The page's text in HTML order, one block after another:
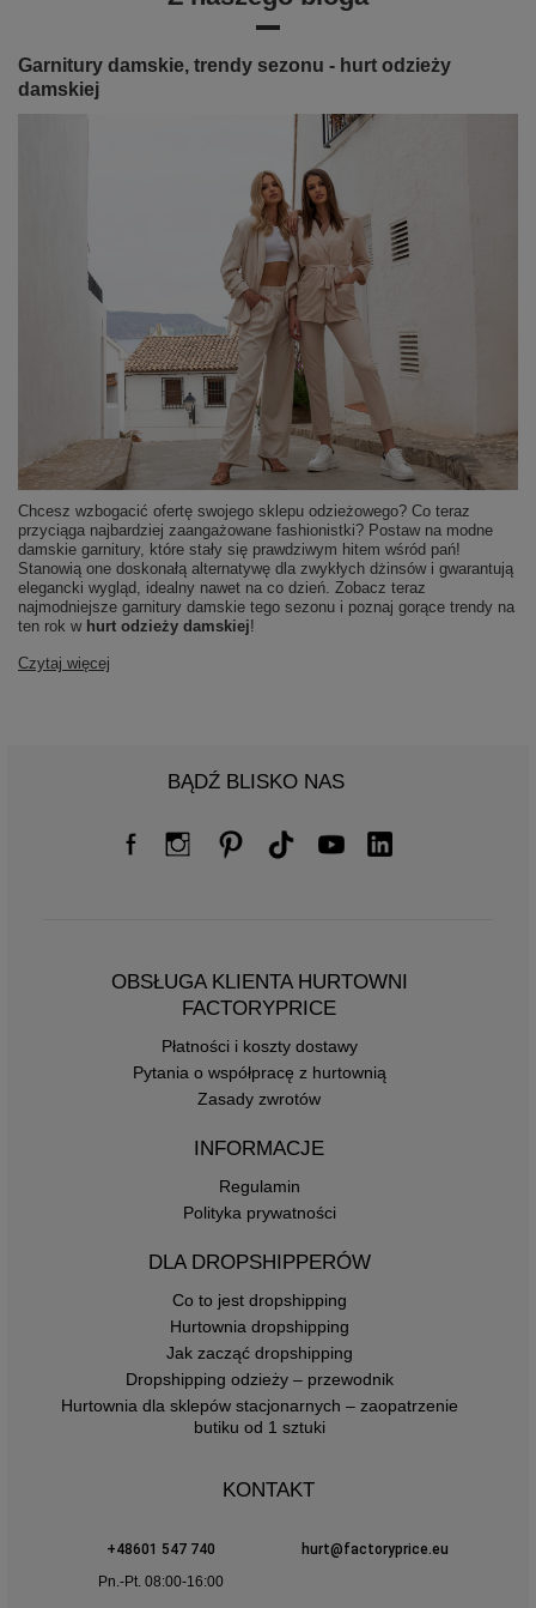
Garnitury damskie, trendy sezonu - hurt odzieży
damskiej
Chcesz wzbogacić ofertę swojego sklepu odzieżowego? Co teraz
przyciąga najbardziej zaangażowane fashionistki? Postaw na modne
damskie garnitury, które stały się prawdziwym hitem wśród pań!
Stanowią one doskonałą alternatywę dla zwykłych dżinsów i gwarantują
elegancki wygląd, idealny nawet na co dzień. Zobacz teraz
najmodniejsze garnitury damskie tego sezonu i poznaj gorące trendy na
ten rok w hurt odzieży damskiej!
Czytaj więcej
BĄDŹ BLISKO NAS
OBSŁUGA KLIENTA HURTOWNI
FACTORYPRICE
Płatności i koszty dostawy
Pytania o współpracę z hurtownią
Zasady zwrotów
INFORMACJE
Regulamin
Polityka prywatności
DLA DROPSHIPPERÓW
Co to jest dropshipping
Hurtownia dropshipping
Jak zacząć dropshipping
Dropshipping odzieży – przewodnik
Hurtownia dla sklepów stacjonarnych – zaopatrzenie
butiku od 1 sztuki
KONTAKT
+48601 547 740
hurt@factoryprice.eu
Pn.-Pt. 08:00-16:00